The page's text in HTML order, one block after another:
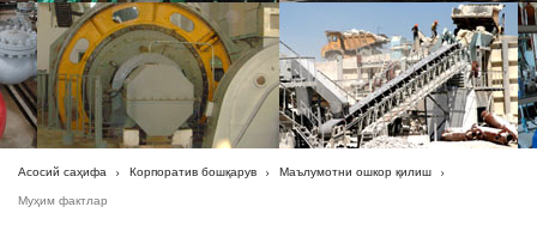
Асосий саҳифа Корпоратив бошқарув Маълумотни ошкор қилиш
Муҳим фактлар